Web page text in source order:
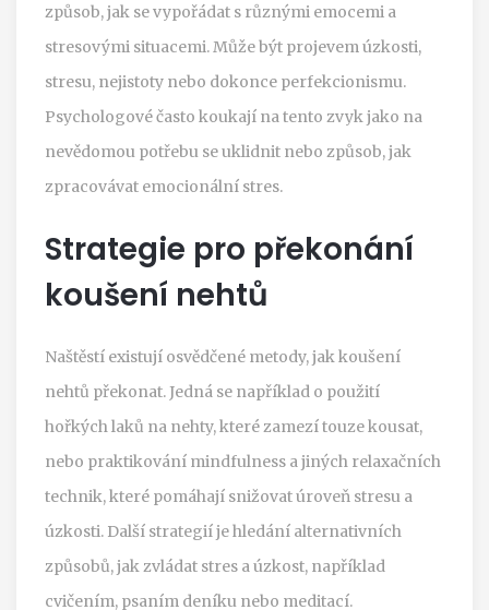
způsob, jak se vypořádat s různými emocemi a
stresovými situacemi. Může být projevem úzkosti,
stresu, nejistoty nebo dokonce perfekcionismu.
Psychologové často koukají na tento zvyk jako na
nevědomou potřebu se uklidnit nebo způsob, jak
zpracovávat emocionální stres.
Strategie pro překonání
koušení nehtů
Naštěstí existují osvědčené metody, jak koušení
nehtů překonat. Jedná se například o použití
hořkých laků na nehty, které zamezí touze kousat,
nebo praktikování mindfulness a jiných relaxačních
technik, které pomáhají snižovat úroveň stresu a
úzkosti. Další strategií je hledání alternativních
způsobů, jak zvládat stres a úzkost, například
cvičením, psaním deníku nebo meditací.